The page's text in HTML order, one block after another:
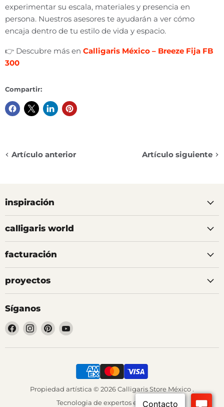
experimentar su escala, materiales y presencia en
persona. Nuestros asesores te ayudarán a ver cómo
encaja dentro de tu estilo de vida y espacio.
👉 Descubre más en Calligaris México – Breeze Fija FB
300
Compartir:
Artículo anterior Artículo siguiente
inspiración
calligaris world
facturación
proyectos
Síganos
Encuéntrenos
en
Facebook
Encuéntrenos
en
Instagram
Encuéntrenos
en
Pinterest
Encuéntrenos
YouTube
Propiedad artística © 2026 Calligaris Store México .
Tecnologia deexpertos en Shopify